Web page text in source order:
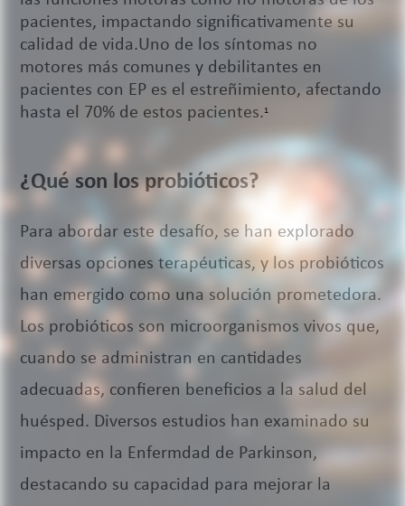
pacientes, impactando significativamente su
calidad de vida.Uno de los síntomas no
motores más comunes y debilitantes en
pacientes con EP es el estreñimiento, afectando
hasta el 70% de estos pacientes.1
¿Qué son los probióticos?
Para abordar este desafío, se han explorado
diversas opciones terapéuticas, y los probióticos
han emergido como una solución prometedora.
Los probióticos son microorganismos vivos que,
cuando se administran en cantidades
adecuadas, confieren beneficios a la salud del
huésped. Diversos estudios han examinado su
impacto en la Enfermdad de Parkinson,
destacando su capacidad para mejorar la